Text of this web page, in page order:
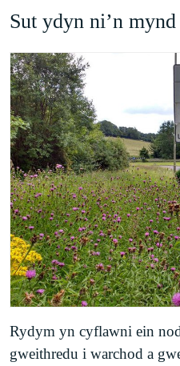
Sut ydyn ni’n
Rydym yn cyflawni ein
gweithredu i warchod a